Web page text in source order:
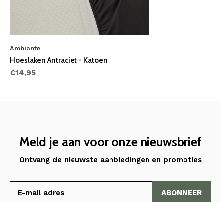
Ambiante
Hoeslaken Antraciet - Katoen
€14,95
Meld je aan voor onze nieuwsbrief
Ontvang de nieuwste aanbiedingen en promoties
ABONNEER